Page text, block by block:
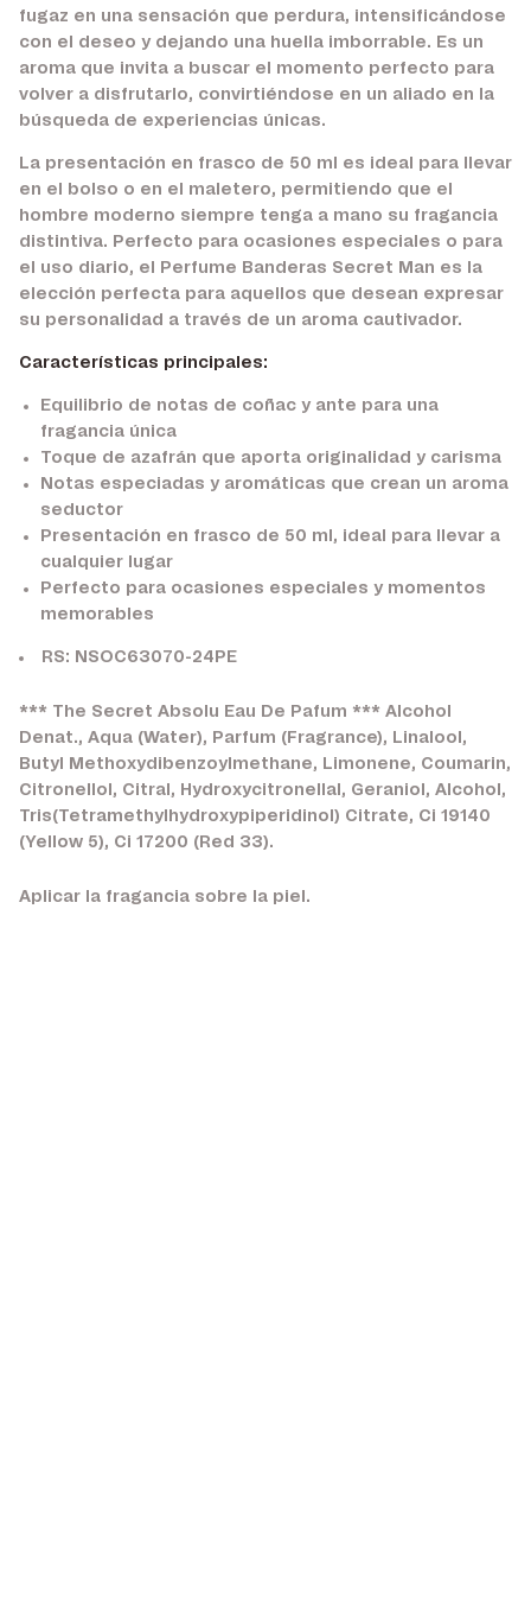
fugaz en una sensación que perdura, intensificándose
con el deseo y dejando una huella imborrable. Es un
aroma que invita a buscar el momento perfecto para
volver a disfrutarlo, convirtiéndose en un aliado en la
búsqueda de experiencias únicas.
La presentación en frasco de 50 ml es ideal para llevar
en el bolso o en el maletero, permitiendo que el
hombre moderno siempre tenga a mano su fragancia
distintiva. Perfecto para ocasiones especiales o para
el uso diario, el Perfume Banderas Secret Man es la
elección perfecta para aquellos que desean expresar
su personalidad a través de un aroma cautivador.
Características principales:
Equilibrio de notas de coñac y ante para una
fragancia única
Toque de azafrán que aporta originalidad y carisma
Notas especiadas y aromáticas que crean un aroma
seductor
Presentación en frasco de 50 ml, ideal para llevar a
cualquier lugar
Perfecto para ocasiones especiales y momentos
memorables
RS: NSOC63070-24PE
*** The Secret Absolu Eau De Pafum *** Alcohol
Denat., Aqua (Water), Parfum (Fragrance), Linalool,
Butyl Methoxydibenzoylmethane, Limonene, Coumarin,
Citronellol, Citral, Hydroxycitronellal, Geraniol, Alcohol,
Tris(Tetramethylhydroxypiperidinol) Citrate, Ci 19140
(Yellow 5), Ci 17200 (Red 33).
Aplicar la fragancia sobre la piel.